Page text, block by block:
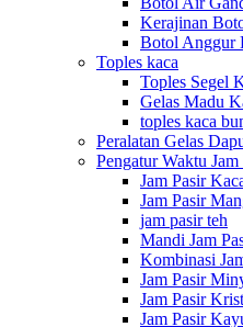
Kerajinan
Botol Anggur
Toples kaca
Toples Segel
Gelas Madu
toples kaca
Peralatan Gelas
Pengatur Waktu Jam
Jam Pasir
Jam Pasir
jam pasir teh
Mandi Jam
Kombinasi
Jam Pasir
Jam Pasir
Jam Pasir